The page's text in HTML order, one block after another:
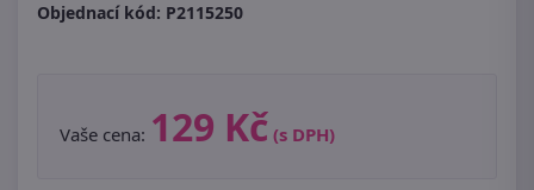
Objednací kód: P2115250
Vaše cena: 129 Kč (s DPH)